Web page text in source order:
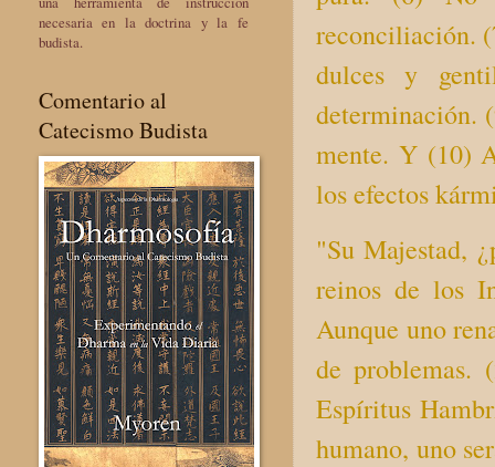
reconciliación.
dulces y
determinación.
mente. Y (10)
los efectos
"Su Majestad,
reinos de los
Aunque uno
de problemas.
Espíritus
humano, uno
necesaria en la doctrina y la fe
budista.
Comentario al
Catecismo Budista